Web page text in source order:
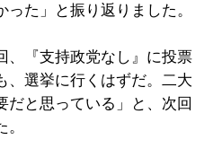
た」と振り返りました。
『支持政党なし』に投票
、選挙に行くはずだ。二大
だと思っている」と、次回